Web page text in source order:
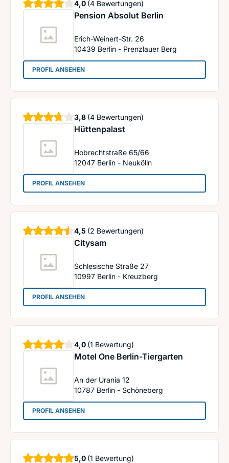
Pension Absolut Berlin
Erich-Weinert-Str. 26
10439 Berlin - Prenzlauer Berg
4,0 Sterne
(4 Bewertungen)
PROFIL ANSEHEN: Pension Absolut Berlin
Hüttenpalast
Hobrechtstraße 65/66
12047 Berlin - Neukölln
3,8 Sterne
(4 Bewertungen)
PROFIL ANSEHEN: Hüttenpalast
Citysam
Schlesische Straße 27
10997 Berlin - Kreuzberg
4,5 Sterne
(2 Bewertungen)
PROFIL ANSEHEN: Citysam
Motel One Berlin-Tiergarten
An der Urania 12
10787 Berlin - Schöneberg
4,0 Sterne
(1 Bewertung)
PROFIL ANSEHEN: Motel One Berlin-Tiergarten
5,0 Sterne
(1 Bewertung)